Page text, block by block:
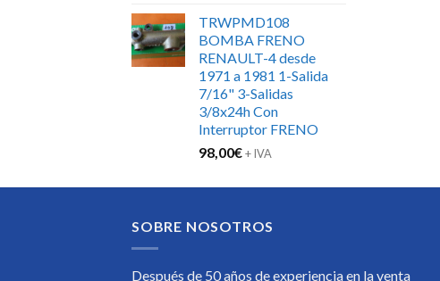
original
era:
160,58€.125,00€.
TRWPMD108
BOMBA FRENO
RENAULT-4 desde
1971 a 1981 1-Salida
7/16" 3-Salidas
3/8x24h Con
Interruptor FRENO
98,00€+ IVA
SOBRE NOSOTROS
Después de 50 años de experiencia en la venta